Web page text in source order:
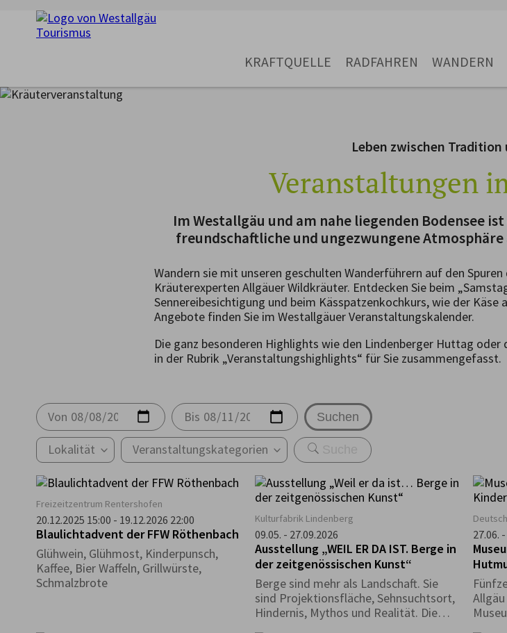
KRAFTQUELLE RADFAHREN WANDERN
Leben zwischen Tradition
Veranstaltungen
Im Westallgäu und am nahe liegenden Bodensee
freundschaftliche und ungezwungene
Wandern sie mit unseren geschulten Wanderführern auf den
Kräuterexperten Allgäuer Wildkräuter. Entdecken Sie beim
Sennereibesichtigung und beim Kässpatzenkochkurs, wie der
Angebote finden Sie im Westallgäuer Veranstaltungskalender.
Die ganz besonderen Highlights wie den Lindenberger Huttag
in der Rubrik „Veranstaltungshighlights“ für Sie zusammengefasst.
Von Bis Suchen
Lokalität Veranstaltungskategorien
Freizeitzentrum Rentershofen
20.12.2025 15:00 - 19.12.2026 22:00
Blaulichtadvent der FFW Röthenbach
Glühwein, Glühmost, Kinderpunsch,
Kaffee, Bier Waffeln, Grillwürste,
Schmalzbrote
Kulturfabrik Lindenberg
09.05. - 27.09.2026
Ausstellung „WEIL ER DA IST. Berge in
der zeitgenössischen Kunst“
Berge sind mehr als Landschaft. Sie
sind Projektionsfläche, Sehnsuchtsort,
Hindernis, Mythos und Realität. Die
27.06.